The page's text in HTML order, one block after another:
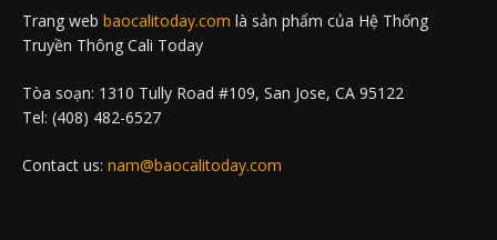
Trang web baocalitoday.com là sản phẩm của Hệ Thống
Truyền Thông Cali Today
Tòa soạn: 1310 Tully Road #109, San Jose, CA 95122
Tel: (408) 482-6527
Contact us: nam@baocalitoday.com